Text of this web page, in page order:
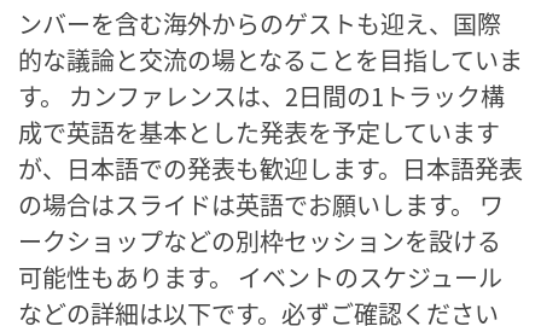
ンバーを含む海外からのゲストも迎え、国際
的な議論と交流の場となることを目指していま
す。 カンファレンスは、2日間の1トラック構
成で英語を基本とした発表を予定しています
が、日本語での発表も歓迎します。日本語発表
の場合はスライドは英語でお願いします。 ワ
ークショップなどの別枠セッションを設ける
可能性もあります。 イベントのスケジュール
などの詳細は以下です。必ずご確認ください